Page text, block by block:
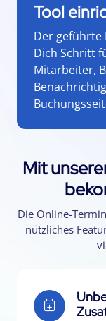
Tool
Der geführte
Dich Schritt
Mitarbeiter,
Mit
Die Online-
nützliches